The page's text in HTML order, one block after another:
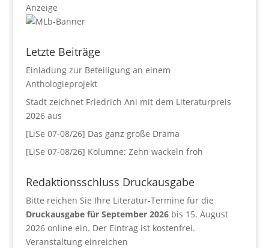
Anzeige
Letzte Beiträge
Einladung zur Beteiligung an einem
Anthologieprojekt
Stadt zeichnet Friedrich Ani mit dem Literaturpreis
2026 aus
[LiSe 07-08/26] Das ganz große Drama
[LiSe 07-08/26] Kolumne: Zehn wackeln froh
Redaktionsschluss Druckausgabe
Bitte reichen Sie Ihre Literatur-Termine für die
Druckausgabe für September 2026bis 15. August
2026 online ein. Der Eintrag ist kostenfrei.
Veranstaltung einreichen